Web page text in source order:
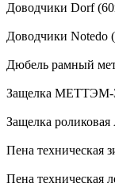
Доводчики Dorf
Доводчики Notedo
Дюбель рамный
Защелка
Защелка
Пена техническая
Пена техническая